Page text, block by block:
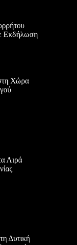
Εκδήλωση
Χώρα
Λιρά
Δυτική